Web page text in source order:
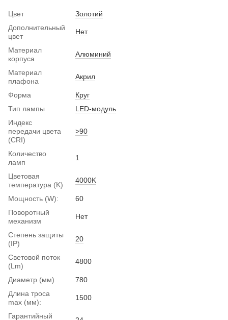
Цвет
Золотий
Дополнительный
цвет
Нет
Материал
корпуса
Алюминий
Материал
плафона
Акрил
Форма
Круг
Тип лампы
LED-модуль
Индекс
передачи цвета
(CRI)
>90
Количество
ламп
1
Цветовая
температура (K)
4000K
Мощность (W):
60
Поворотный
механизм
Нет
Степень защиты
(IP)
20
Световой поток
(Lm)
4800
Диаметр (мм)
780
Длина троса
max (мм):
1500
Гарантийный